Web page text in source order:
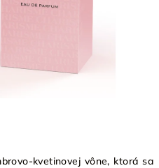
kvetinovej vône, ktorá sa